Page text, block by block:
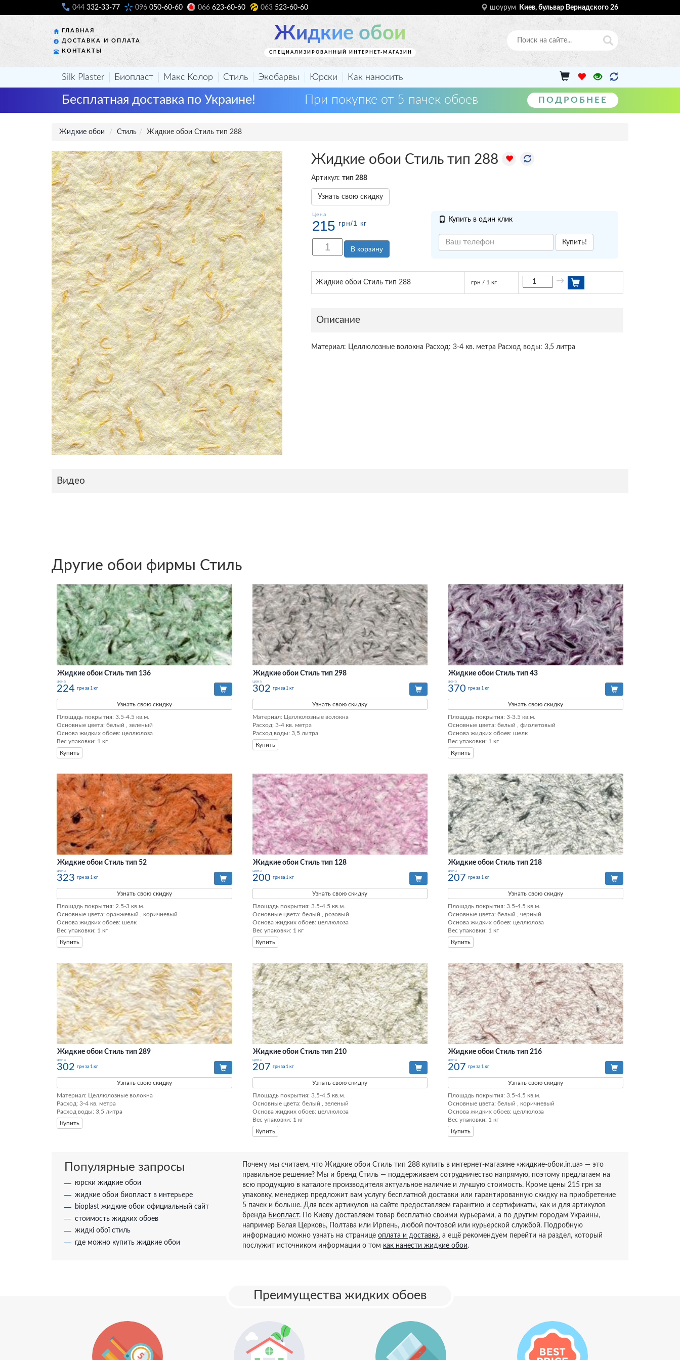
044 332-33-77 096 050-60-60 066 623-60-60 063 523-60-60 шоурум Киев, бульвар Вернадского 26
ГЛАВНАЯ
ДОСТАВКА И ОПЛАТА
КОНТАКТЫ
Жидкие обои
СПЕЦИАЛИЗИРОВАННЫЙ ИНТЕРНЕТ-МАГАЗИН
Silk Plaster Биопласт Макс Колор Стиль Экобарвы Юрски Как наносить
Бесплатная доставка по Украине! При покупке от 5 пачек обоев ПОДРОБНЕЕ
Жидкие обои Стиль Жидкие обои Стиль тип 288
Жидкие обои Стиль тип 288
Артикул: тип 288
Узнать свою скидку
Цена
215 грн/1 кг
В корзину
Купить в один клик
Купить!
Жидкие обои Стиль тип 288 грн / 1 кг →
Описание
Материал: Целлюлозные волокна Расход: 3-4 кв. метра Расход воды: 3,5 литра
Видео
Другие обои фирмы Стиль
Жидкие обои Стиль тип 136
цена
224 грн за 1 кг
Узнать свою скидку
Площадь покрытия: 3.5-4.5 кв.м.
Основные цвета: белый , зеленый
Основа жидких обоев: целлюлоза
Вес упаковки: 1 кг
Купить
Жидкие обои Стиль тип 298
цена
302 грн за 1 кг
Узнать свою скидку
Материал: Целлюлозные волокна
Расход: 3-4 кв. метра
Расход воды: 3,5 литра
Купить
Жидкие обои Стиль тип 43
цена
370 грн за 1 кг
Узнать свою скидку
Площадь покрытия: 3-3.5 кв.м.
Основные цвета: белый , фиолетовый
Основа жидких обоев: шелк
Вес упаковки: 1 кг
Купить
Жидкие обои Стиль тип 52
цена
323 грн за 1 кг
Узнать свою скидку
Площадь покрытия: 2.5-3 кв.м.
Основные цвета: оранжевый , коричневый
Основа жидких обоев: шелк
Вес упаковки: 1 кг
Купить
Жидкие обои Стиль тип 128
цена
200 грн за 1 кг
Узнать свою скидку
Площадь покрытия: 3.5-4.5 кв.м.
Основные цвета: белый , розовый
Основа жидких обоев: целлюлоза
Вес упаковки: 1 кг
Купить
Жидкие обои Стиль тип 218
цена
207 грн за 1 кг
Узнать свою скидку
Площадь покрытия: 3.5-4.5 кв.м.
Основные цвета: белый , черный
Основа жидких обоев: целлюлоза
Вес упаковки: 1 кг
Купить
Жидкие обои Стиль тип 289
цена
302 грн за 1 кг
Узнать свою скидку
Материал: Целлюлозные волокна
Расход: 3-4 кв. метра
Расход воды: 3,5 литра
Купить
Жидкие обои Стиль тип 210
цена
207 грн за 1 кг
Узнать свою скидку
Площадь покрытия: 3.5-4.5 кв.м.
Основные цвета: белый , зеленый
Основа жидких обоев: целлюлоза
Вес упаковки: 1 кг
Купить
Жидкие обои Стиль тип 216
цена
207 грн за 1 кг
Узнать свою скидку
Площадь покрытия: 3.5-4.5 кв.м.
Основные цвета: белый , коричневый
Основа жидких обоев: целлюлоза
Вес упаковки: 1 кг
Купить
Популярные запросы
юрски жидкие обои
жидкие обои биопласт в интерьере
bioplast жидкие обои официальный сайт
стоимость жидких обоев
жидкі обої стиль
где можно купить жидкие обои
Почему мы считаем, что Жидкие обои Стиль тип 288 купить в интернет-магазине «жидкие-обои.in.ua» — это
правильное решение? Мы и бренд Стиль — поддерживаем сотрудничество напрямую, поэтому предлагаем на
всю продукцию в каталоге производителя актуальное наличие и лучшую стоимость. Кроме цены 215 грн за
упаковку, менеджер предложит вам услугу бесплатной доставки или гарантированную скидку на приобретение
5 пачек и больше. Для всех артикулов на сайте предоставляем гарантию и сертификаты, как и для артикулов
бренда Биопласт. По Киеву доставляем товар бесплатно своими курьерами, а по другим городам Украины,
например Белая Церковь, Полтава или Ирпень, любой почтовой или курьерской службой. Подробную
информацию можно узнать на странице оплата и доставка, а ещё рекомендуем перейти на раздел, который
послужит источником информации о том как нанести жидкие обои.
Преимущества жидких обоев